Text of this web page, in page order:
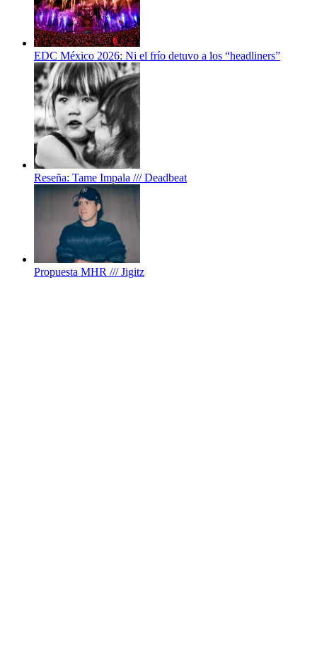
EDC México 2026: Ni el frío detuvo a los “headliners”
Reseña: Tame Impala /// Deadbeat
Propuesta MHR /// Jigitz